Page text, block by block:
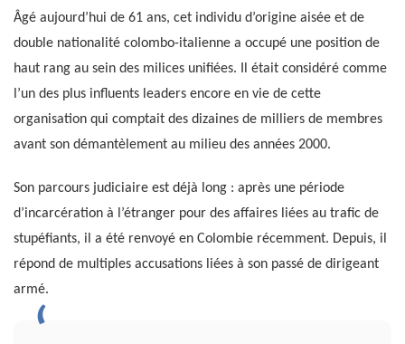
Âgé aujourd’hui de 61 ans, cet individu d’origine aisée et de
double nationalité colombo-italienne a occupé une position de
haut rang au sein des milices unifiées. Il était considéré comme
l’un des plus influents leaders encore en vie de cette
organisation qui comptait des dizaines de milliers de membres
avant son démantèlement au milieu des années 2000.
Son parcours judiciaire est déjà long : après une période
d’incarcération à l’étranger pour des affaires liées au trafic de
stupéfiants, il a été renvoyé en Colombie récemment. Depuis, il
répond de multiples accusations liées à son passé de dirigeant
armé.